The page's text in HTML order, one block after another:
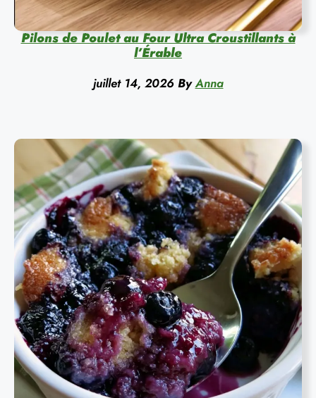
Pilons de Poulet au Four Ultra Croustillants à
l’Érable
juillet 14, 2026 By Anna